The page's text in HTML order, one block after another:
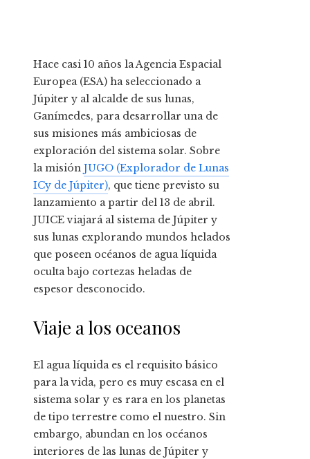
Hace casi 10 años la Agencia Espacial
Europea (ESA) ha seleccionado a
Júpiter y al alcalde de sus lunas,
Ganímedes, para desarrollar una de
sus misiones más ambiciosas de
exploración del sistema solar. Sobre
la misión JUGO (Explorador de Lunas
ICy de Júpiter), que tiene previsto su
lanzamiento a partir del 13 de abril.
JUICE viajará al sistema de Júpiter y
sus lunas explorando mundos helados
que poseen océanos de agua líquida
oculta bajo cortezas heladas de
espesor desconocido.
Viaje a los oceanos
El agua líquida es el requisito básico
para la vida, pero es muy escasa en el
sistema solar y es rara en los planetas
de tipo terrestre como el nuestro. Sin
embargo, abundan en los océanos
interiores de las lunas de Júpiter y